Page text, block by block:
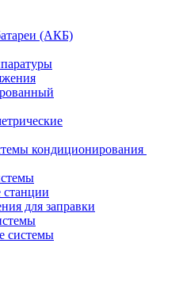
(АКБ)
кондиционирования
станции
для заправки
системы